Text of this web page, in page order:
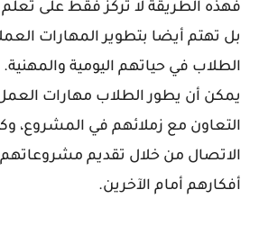
فهذه الطريقة لا تركز فقط على تعلم
بل تهتم أيضا بتطوير المهارات
الطلاب في حياتهم اليومية
يمكن أن يطور الطلاب مهارات
التعاون مع زملائهم في المشروع،
الاتصال من خلال تقديم مشروعاتهم
أفكارهم أمام الآخرين.